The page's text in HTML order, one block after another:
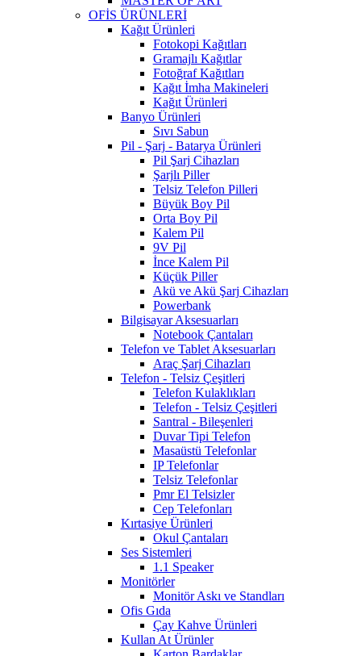
OFİS ÜRÜNLERİ
Kağıt Ürünleri
Fotokopi Kağıtları
Gramajlı Kağıtlar
Fotoğraf Kağıtları
Kağıt İmha Makineleri
Kağıt Ürünleri
Banyo Ürünleri
Sıvı Sabun
Pil - Şarj - Batarya Ürünleri
Pil Şarj Cihazları
Şarjlı Piller
Telsiz Telefon Pilleri
Büyük Boy Pil
Orta Boy Pil
Kalem Pil
9V Pil
İnce Kalem Pil
Küçük Piller
Akü ve Akü Şarj Cihazları
Powerbank
Bilgisayar Aksesuarları
Notebook Çantaları
Telefon ve Tablet Aksesuarları
Araç Şarj Cihazları
Telefon - Telsiz Çeşitleri
Telefon Kulaklıkları
Telefon - Telsiz Çeşitleri
Santral - Bileşenleri
Duvar Tipi Telefon
Masaüstü Telefonlar
IP Telefonlar
Telsiz Telefonlar
Pmr El Telsizler
Cep Telefonları
Kırtasiye Ürünleri
Okul Çantaları
Ses Sistemleri
1.1 Speaker
Monitörler
Monitör Askı ve Standları
Ofis Gıda
Çay Kahve Ürünleri
Kullan At Ürünler